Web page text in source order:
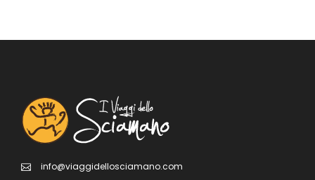
info@viaggidellosciamano.com